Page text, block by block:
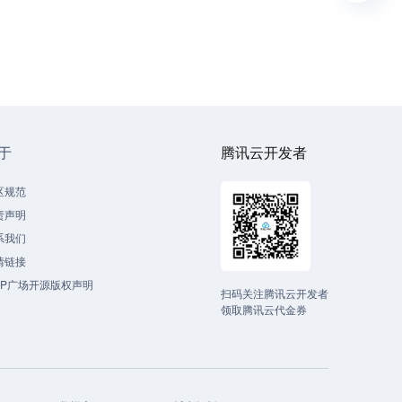
规范
声明
我们
链接
广场开源版权声明
腾讯云开发者
扫码关注腾讯云开发者
领取腾讯云代金券